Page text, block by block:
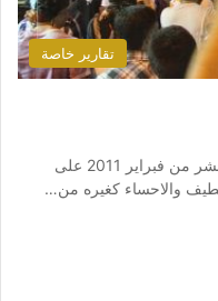
تقارير خاصة
ثبات.. وصبر.. وانتصار لم يمرّ ليل السابع عشر من فبراير 2011 على
والاحساء كغيره من…